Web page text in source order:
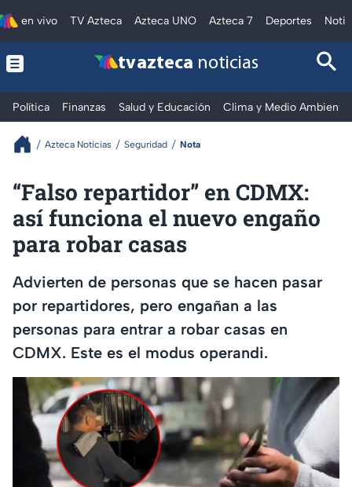
en vivo TV Azteca Azteca UNO Azteca 7 Deportes
tv azteca noticias
Política Finanzas Salud y Educación Clima y Medio Ambiente
Azteca Noticias Seguridad Nota
“Falso repartidor” en CDMX:
así funciona el nuevo engaño
para robar casas
Advierten de personas que se hacen pasar
por repartidores, pero engañan a las
personas para entrar a robar casas en
CDMX. Este es el modus operandi.